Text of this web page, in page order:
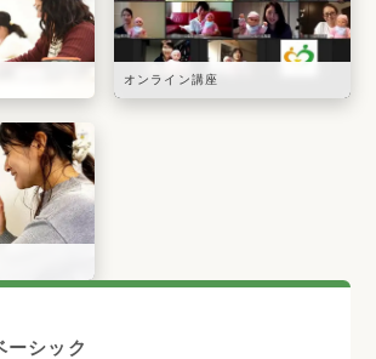
オンライン講座
ーシック